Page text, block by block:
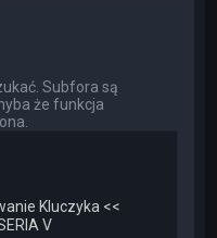
Subfora są
że funkcja